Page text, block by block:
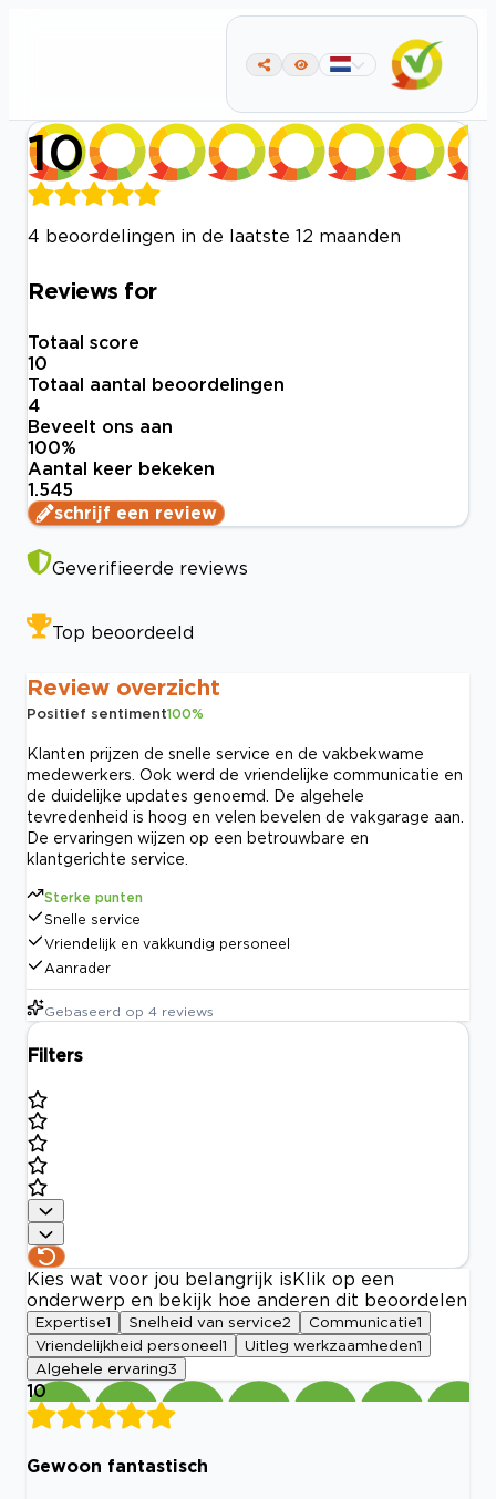
10
4 beoordelingen in de laatste 12 maanden
Reviews for
Totaal score
10
Totaal aantal beoordelingen
4
Beveelt ons aan
100%
Aantal keer bekeken
1.545
schrijf een review
Geverifieerde reviews
Top beoordeeld
Review overzicht
Positief sentiment100%
Klanten prijzen de snelle service en de vakbekwame
medewerkers. Ook werd de vriendelijke communicatie en
de duidelijke updates genoemd. De algehele
tevredenheid is hoog en velen bevelen de vakgarage aan.
De ervaringen wijzen op een betrouwbare en
klantgerichte service.
Sterke punten
Snelle service
Vriendelijk en vakkundig personeel
Aanrader
Gebaseerd op 4 reviews
Filters
Kies wat voor jou belangrijk is Klik op een
onderwerp en bekijk hoe anderen dit beoordelen
Expertise1 Snelheid van service2 Communicatie1
Vriendelijkheid personeel 1 Uitleg werkzaamheden1
Algehele ervaring3
10
Gewoon fantastisch